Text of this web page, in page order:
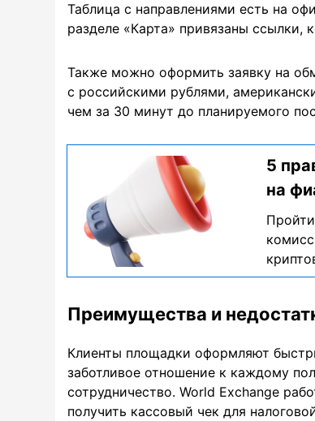
Таблица с направлениями есть на
разделе «Карта» привязаны
Также можно оформить заявку на
с российскими рублями,
чем за 30 минут до планируемого
5
на
Преимущества и
Клиенты площадки оформляют
заботливое отношение к каждому
сотрудничество. World Exchange
получить кассовый чек для